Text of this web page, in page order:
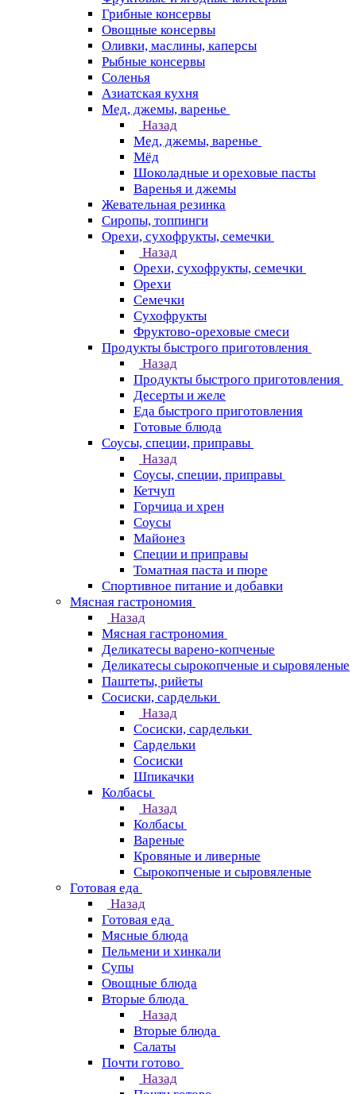
Грибные консервы
Овощные консервы
Оливки, маслины, каперсы
Рыбные консервы
Соленья
Азиатская кухня
Мед, джемы, варенье
Назад
Мед, джемы, варенье
Мёд
Шоколадные и ореховые пасты
Варенья и джемы
Жевательная резинка
Сиропы, топпинги
Орехи, сухофрукты, семечки
Назад
Орехи, сухофрукты, семечки
Орехи
Семечки
Сухофрукты
Фруктово-ореховые смеси
Продукты быстрого приготовления
Назад
Продукты быстрого приготовления
Десерты и желе
Еда быстрого приготовления
Готовые блюда
Соусы, специи, приправы
Назад
Соусы, специи, приправы
Кетчуп
Горчица и хрен
Соусы
Майонез
Специи и приправы
Томатная паста и пюре
Спортивное питание и добавки
Мясная гастрономия
Назад
Мясная гастрономия
Деликатесы варено-копченые
Деликатесы сырокопченые и сыровяленые
Паштеты, рийеты
Сосиски, сардельки
Назад
Сосиски, сардельки
Сардельки
Сосиски
Шпикачки
Колбасы
Назад
Колбасы
Вареные
Кровяные и ливерные
Сырокопченые и сыровяленые
Готовая еда
Назад
Готовая еда
Мясные блюда
Пельмени и хинкали
Супы
Овощные блюда
Вторые блюда
Назад
Вторые блюда
Салаты
Почти готово
Назад